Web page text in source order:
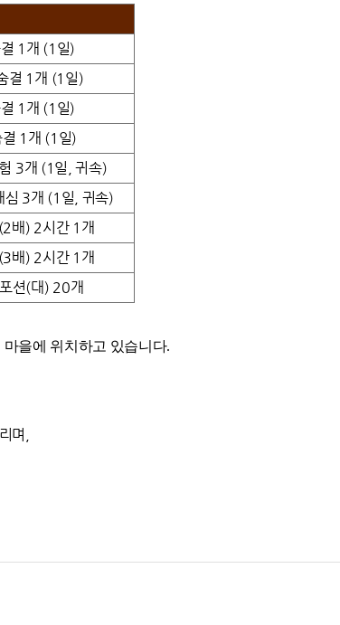
1개 (1일)
결 1개 (1일)
1개 (1일)
1개 (1일)
3개 (1일, 귀속)
심 3개 (1일, 귀속)
배) 2시간 1개
배) 2시간 1개
션(대) 20개
을에 위치하고 있습니다.
며,